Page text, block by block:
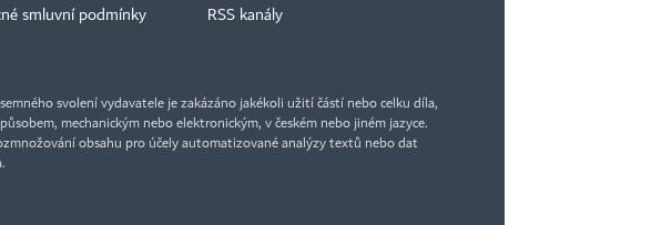
smluvní podmínky RSS kanály
svolení vydavatele je zakázáno jakékoli užití částí nebo celku díla,
mechanickým nebo elektronickým, v českém nebo jiném jazyce.
obsahu pro účely automatizované analýzy textů nebo dat